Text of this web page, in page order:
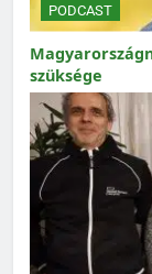
PODCAST
szüksége